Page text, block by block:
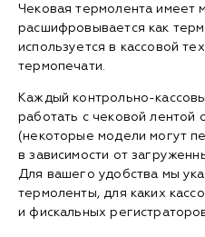
Чековая термолента имеет
расшифровывается как
используется в кассовой
термопечати.
Каждый контрольно-
работать с чековой
(некоторые модели могут
в зависимости от
Для вашего удобства мы
термоленты, для каких
и фискальных